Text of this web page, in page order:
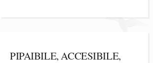
PIPAIBILE, ACCESIBILE,